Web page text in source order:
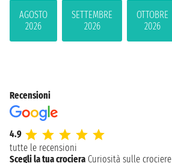
AGOSTO
2026
SETTEMBRE
2026
OTTOBRE
2026
Recensioni
4.9
tutte le recensioni
Scegli la tua crociera Curiosità sulle crociere